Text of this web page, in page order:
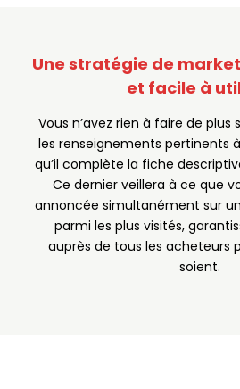
Une stratégie de
et facile à
Vous n’avez rien à faire de plus
les renseignements pertinents
qu’il complète la fiche
Ce dernier veillera à ce que
annoncée simultanément sur
parmi les plus visités,
auprès de tous les acheteurs
soient.